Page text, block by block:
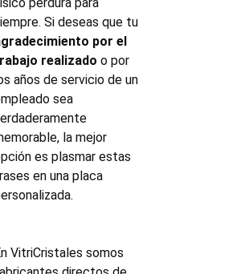
Si deseas que tu
por el
realizado o por
años de servicio de un
sea
la mejor
es plasmar estas
en una placa
VitriCristales somos